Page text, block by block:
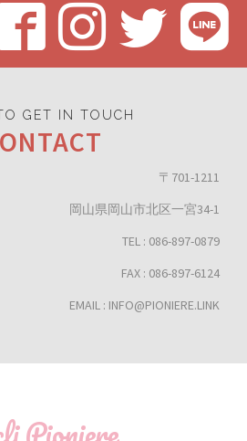
GET IN TOUCH
〒701-1211
岡山県岡山市北区一宮34-1
TEL : 086-897-0879
FAX : 086-897-6124
EMAIL : INFO@PIONIERE.LINK